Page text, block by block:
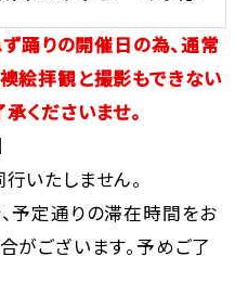
踊りの開催日の為、通常
絵拝観と撮影もできない
くださいませ。
いたしません。
予定通りの滞在時間をお
がございます。予めご了